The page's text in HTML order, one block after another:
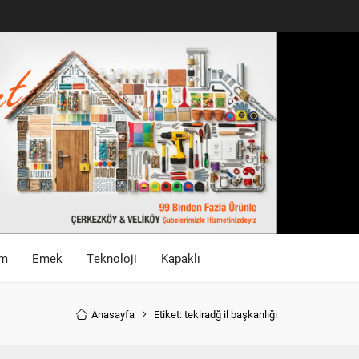
Emek Teknoloji Kapaklı
Anasayfa Etiket: tekiradğ il başkanlığı